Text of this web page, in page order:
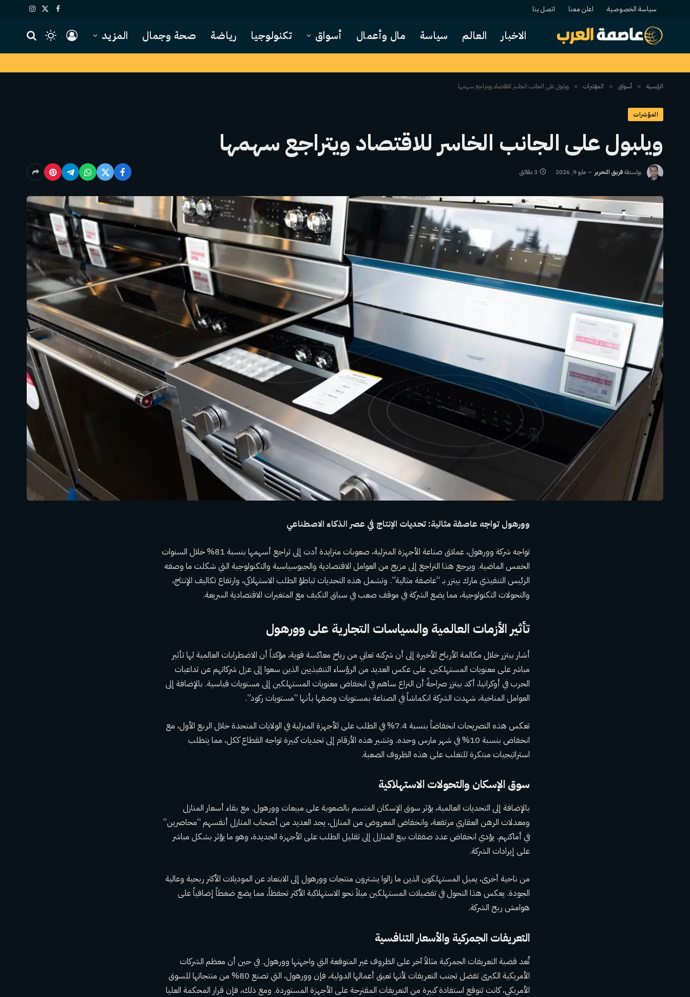
سياسة الخصوصية اعلن معنا اتصل بنا فيسبوك
X
الانستغرام
الاخبار العالم سياسة مال وأعمال أسواق تكنولوجيا رياضة صحة وجمال المزيد
الرئيسية » أسواق » المؤشرات » ويلبول على الجانب الخاسر للاقتصاد ويتراجع سهمها
المؤشرات
ويلبول على الجانب الخاسر للاقتصاد ويتراجع سهمها
بواسطةفريق التحرير مايو 9, 2026 3 دقائق
وورهول تواجه عاصفة مثالية: تحديات الإنتاج في عصر الذكاء الاصطناعي
تواجه شركة وورهول، عملاق صناعة الأجهزة المنزلية، صعوبات متزايدة أدت إلى تراجع أسهمها بنسبة 81% خلال السنوات
الخمس الماضية. ويرجع هذا التراجع إلى مزيج من العوامل الاقتصادية والجيوسياسية والتكنولوجية التي شكلت ما وصفه
الرئيس التنفيذي مارك بيتزر بـ “عاصفة مثالية”. وتشمل هذه التحديات تباطؤ الطلب الاستهلاكي، وارتفاع تكاليف الإنتاج،
والتحولات التكنولوجية، مما يضع الشركة في موقف صعب في سباق التكيف مع المتغيرات الاقتصادية السريعة.
تأثير الأزمات العالمية والسياسات التجارية على وورهول
أشار بيتزر خلال مكالمة الأرباح الأخيرة إلى أن شركته تعاني من رياح معاكسة قوية، مؤكداً أن الاضطرابات العالمية لها تأثير
مباشر على معنويات المستهلكين. على عكس العديد من الرؤساء التنفيذيين الذين سعوا إلى عزل شركاتهم عن تداعيات
الحرب في أوكرانيا، أكد بيتزر صراحةً أن النزاع ساهم في انخفاض معنويات المستهلكين إلى مستويات قياسية. بالإضافة إلى
العوامل المناخية، شهدت الشركة انكماشاً في الصناعة بمستويات وصفها بأنها “مستويات ركود”.
تعكس هذه التصريحات انخفاضاً بنسبة 7.4% في الطلب على الأجهزة المنزلية في الولايات المتحدة خلال الربع الأول، مع
انخفاض بنسبة 10% في شهر مارس وحده. وتشير هذه الأرقام إلى تحديات كبيرة تواجه القطاع ككل، مما يتطلب
استراتيجيات مبتكرة للتغلب على هذه الظروف الصعبة.
سوق الإسكان والتحولات الاستهلاكية
بالإضافة إلى التحديات العالمية، يؤثر سوق الإسكان المتسم بالصعوبة على مبيعات وورهول. مع بقاء أسعار المنازل
ومعدلات الرهن العقاري مرتفعة، وانخفاض المعروض من المنازل، يجد العديد من أصحاب المنازل أنفسهم “محاصرين”
في أماكنهم. يؤدي انخفاض عدد صفقات بيع المنازل إلى تقليل الطلب على الأجهزة الجديدة، وهو ما يؤثر بشكل مباشر
على إيرادات الشركة.
من ناحية أخرى، يميل المستهلكون الذين ما زالوا يشترون منتجات وورهول إلى الابتعاد عن الموديلات الأكثر ربحية وعالية
الجودة. يعكس هذا التحول في تفضيلات المستهلكين ميلاً نحو الاستهلاكية الأكثر تحفظاً، مما يضع ضغطاً إضافياً على
هوامش ربح الشركة.
التعريفات الجمركية والأسعار التنافسية
تُعد قضية التعريفات الجمركية مثالاً آخر على الظروف غير المتوقعة التي واجهتها وورهول. في حين أن معظم الشركات
الأمريكية الكبرى تفضل تجنب التعريفات لأنها تعيق أعمالها الدولية، فإن وورهول، التي تصنع 80% من منتجاتها للسوق
الأمريكي، كانت تتوقع استفادة كبيرة من التعريفات المقترحة على الأجهزة المستوردة. ومع ذلك، فإن قرار المحكمة العليا